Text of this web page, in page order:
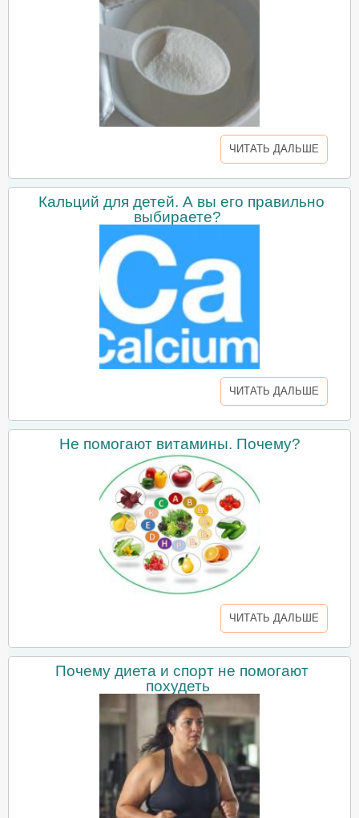
ЧИТАТЬ ДАЛЬШЕ
Кальций для детей. А вы его правильно
выбираете?
ЧИТАТЬ ДАЛЬШЕ
Не помогают витамины. Почему?
ЧИТАТЬ ДАЛЬШЕ
Почему диета и спорт не помогают
похудеть